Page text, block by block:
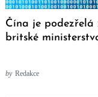
Čína je podezřelá
britské
by Redakce